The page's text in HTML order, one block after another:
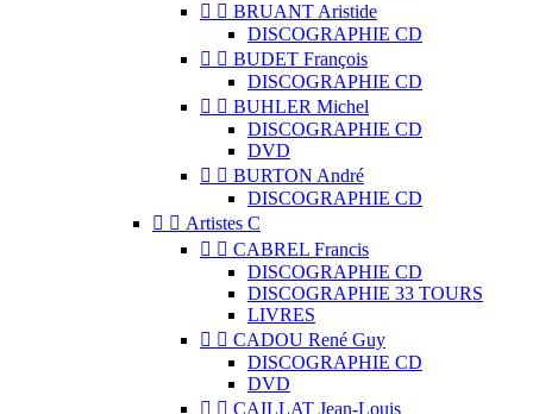
  BRUANT Aristide
DISCOGRAPHIE CD
  BUDET François
DISCOGRAPHIE CD
  BUHLER Michel
DISCOGRAPHIE CD
DVD
  BURTON André
DISCOGRAPHIE CD
  Artistes C
  CABREL Francis
DISCOGRAPHIE CD
DISCOGRAPHIE 33 TOURS
LIVRES
  CADOU René Guy
DISCOGRAPHIE CD
DVD
  CAILLAT Jean-Louis